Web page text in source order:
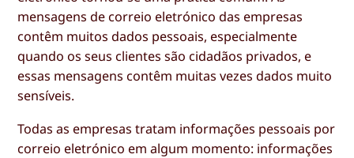
mensagens de correio eletrónico das empresas
contêm muitos dados pessoais, especialmente
quando os seus clientes são cidadãos privados, e
essas mensagens contêm muitas vezes dados muito
sensíveis.
Todas as empresas tratam informações pessoais por
correio eletrónico em algum momento: informações